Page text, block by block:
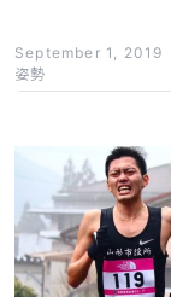
September 1, 2019
姿勢